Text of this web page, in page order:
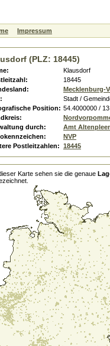
Impressum
(PLZ: 18445)
Klausdorf
18445
Mecklenburg-
Stadt /
Position: 54.4000000 /
durch:
Amt
NVP
Postleitzahlen: 18445
Karte sehen sie die genaue